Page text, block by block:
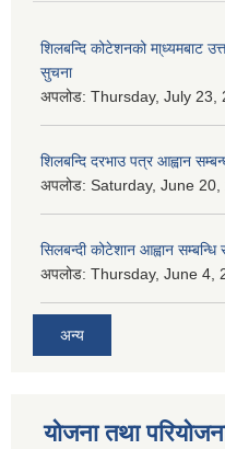
शिलबन्दि कोटेशनको मा्ध्यमबाट
सुचना
अपलोड: Thursday, July 23,
शिलबन्दि दरभाउ पत्र आह्वान
अपलोड: Saturday, June
सिलबन्दी कोटेशान आह्वान सम्बन्धि
अपलोड: Thursday, June 4,
अन्य
योजना तथा